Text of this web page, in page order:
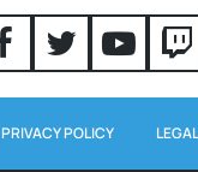
PRIVACY POLICY